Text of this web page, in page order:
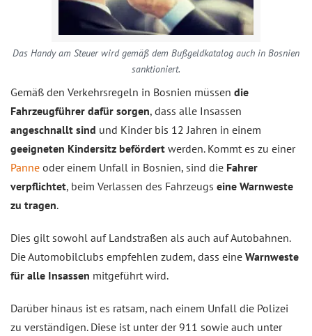
Das Handy am Steuer wird gemäß dem Bußgeldkatalog auch in Bosnien
sanktioniert.
Gemäß den Verkehrsregeln in Bosnien müssen die
Fahrzeugführer dafür sorgen, dass alle Insassen
angeschnallt sind und Kinder bis 12 Jahren in einem
geeigneten Kindersitz befördert werden. Kommt es zu einer
Panne oder einem Unfall in Bosnien, sind die Fahrer
verpflichtet, beim Verlassen des Fahrzeugs eine Warnweste
zu tragen.
Dies gilt sowohl auf Landstraßen als auch auf Autobahnen.
Die Automobilclubs empfehlen zudem, dass eine Warnweste
für alle Insassen mitgeführt wird.
Darüber hinaus ist es ratsam, nach einem Unfall die Polizei
zu verständigen. Diese ist unter der 911 sowie auch unter